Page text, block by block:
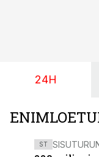
24H
ST